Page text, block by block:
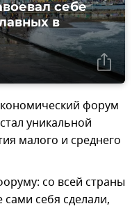
себе
в
форум
уникальной
малого и среднего
со всей страны
себя сделали,